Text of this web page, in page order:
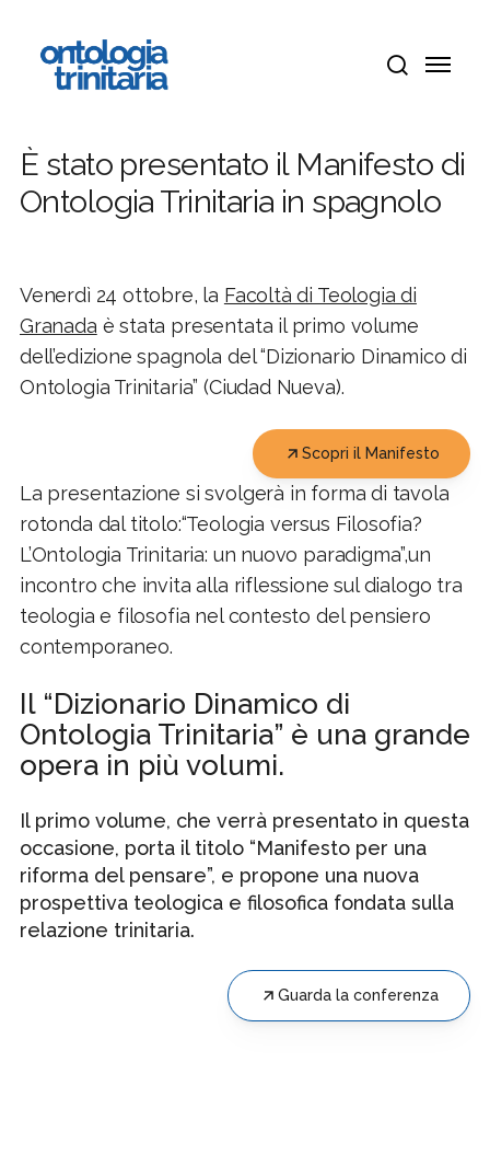
contenuto
principale
cerca
Menu
È stato presentato il Manifesto di
Ontologia Trinitaria in spagnolo
Venerdì 24 ottobre, la Facoltà di Teologia di
Granada è stata presentata il primo volume
dell’edizione spagnola del “Dizionario Dinamico di
Ontologia Trinitaria” (Ciudad Nueva).
Scopri il Manifesto
La presentazione si svolgerà in forma di tavola
rotonda dal titolo:“Teologia versus Filosofia?
L’Ontologia Trinitaria: un nuovo paradigma”,un
incontro che invita alla riflessione sul dialogo tra
teologia e filosofia nel contesto del pensiero
contemporaneo.
Il “Dizionario Dinamico di
Ontologia Trinitaria” è una grande
opera in più volumi.
Il primo volume, che verrà presentato in questa
occasione, porta il titolo “Manifesto per una
riforma del pensare”, e propone una nuova
prospettiva teologica e filosofica fondata sulla
relazione trinitaria.
Guarda la conferenza